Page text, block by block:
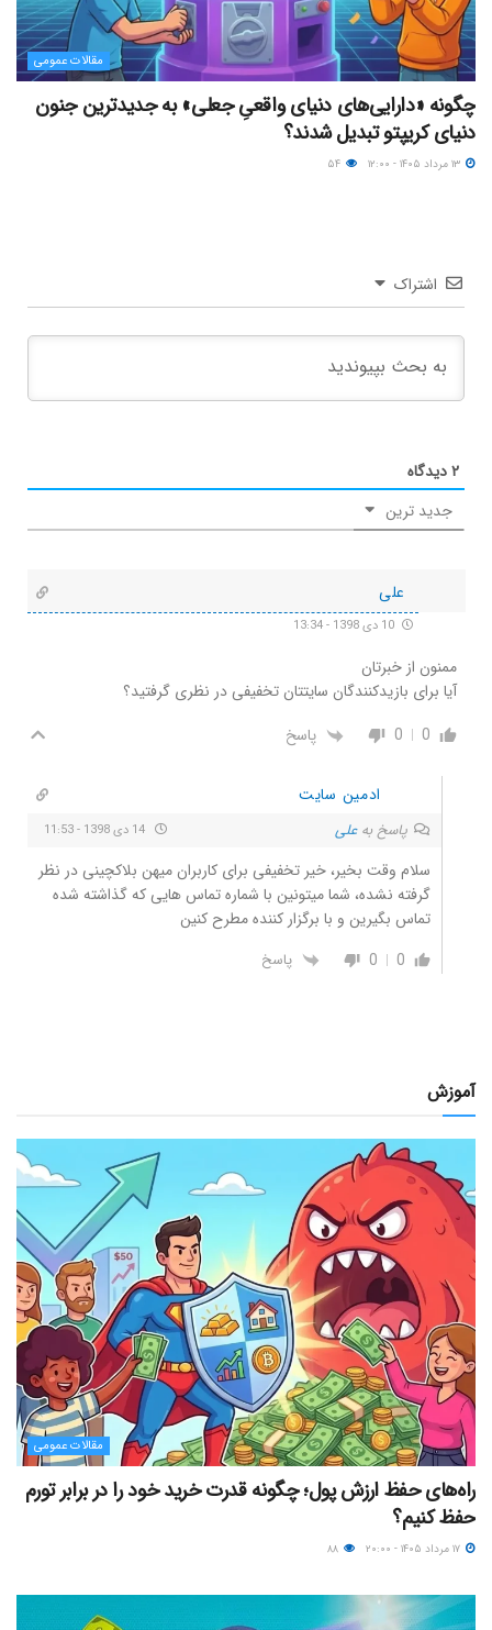
مقالات عمومی
چگونه «دارایی‌های دنیای واقعیِ جعلی» به جدیدترین جنون
دنیای کریپتو تبدیل شدند؟
اشتراک
۲دیدگاه
جدید ترین
علی
ممنون از خبرتان
آیا برای بازیدکنندگان سایتتان تخفیفی در نظری گرفتید؟
0
0 پاسخ
ادمین سایت
پاسخ بهعلی
سلام وقت بخیر، خیر تخفیفی برای کاربران میهن بلاکچینی در نظر
گرفته نشده، شما میتونین با شماره تماس هایی که گذاشته شده
تماس بگیرین و با برگزار کننده مطرح کنین
0
0 پاسخ
آموزش
مقالات عمومی
راه‌های حفظ ارزش پول؛ چگونه قدرت خرید خود را در برابر تورم
حفظ کنیم؟